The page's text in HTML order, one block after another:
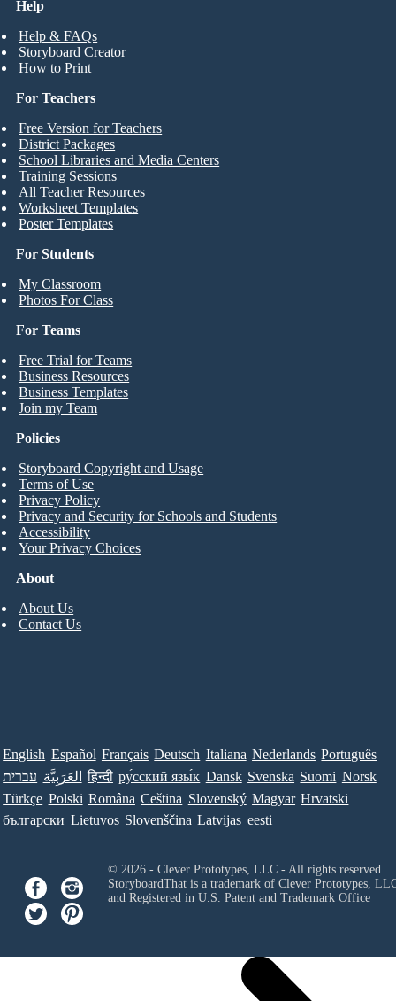
Help
Help & FAQs
Storyboard Creator
How to Print
For Students
My Classroom
Photos For Class
For Teachers
Free Version for Teachers
District Packages
School Libraries and Media Centers
Training Sessions
All Teacher Resources
Worksheet Templates
Poster Templates
For Teams
Free Trial for Teams
Business Resources
Business Templates
Join my Team
About
About Us
Contact Us
Policies
Storyboard Copyright and Usage
Terms of Use
Privacy Policy
Privacy and Security for Schools and Students
Accessibility
Your Privacy Choices
English Español Français Deutsch Italiana Nederlands Português
עברית العَرَبِيَّة हिन्दी ру́сский язы́к Dansk Svenska Suomi Norsk
Türkçe Polski Româna Ceština Slovenský Magyar Hrvatski
български Lietuvos Slovenščina Latvijas eesti
© 2026 - Clever Prototypes, LLC - All rights reserved.
StoryboardThat is a trademark of Clever Prototypes,
and Registered in U.S. Patent and Trademark Office